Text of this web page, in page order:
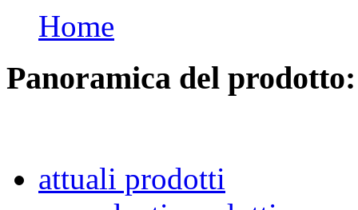
Home
Panoramica del prodotto:
attuali prodotti